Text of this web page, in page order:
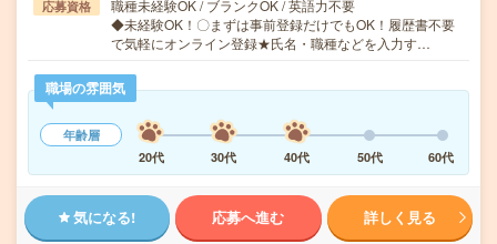
応募資格
職種未経験OK / ブランクOK / 英語力不要
◆未経験OK！〇まずは事前登録だけでもOK！履歴書不要
で気軽にオンライン登録★氏名・職種などを入力す…
職場の雰囲気
年齢層
20代
30代 40代 50代 60代
気になる! 応募へ進む 詳しく見る